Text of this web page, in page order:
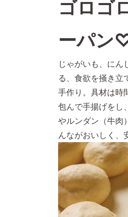
ゴロゴ
ーパン
じゃがいも、にん
る、食欲を掻き立
手作り。具材は時
包んで手揚げをし
やルンダン（牛肉
んながおいしく、